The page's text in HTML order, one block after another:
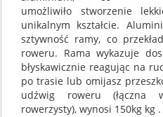
umożliwiło stworzenie
unikalnym kształcie.
sztywność ramy, co
roweru. Rama wykazuje
błyskawicznie reagując na
po trasie lub omijasz
udźwig roweru (łączna
rowerzysty), wynosi 150kg kg .